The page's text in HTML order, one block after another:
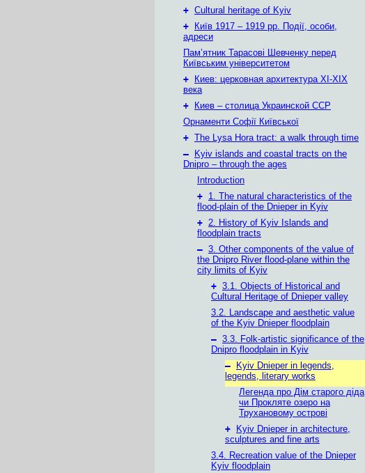
+ Cultural heritage of Kyiv
+
Київ 1917 – 1919 рр. Події, особи,
адреси
Пам’ятник Тарасові Шевченку перед
Київським університетом
+
Киев: церковная архитектура XI-XIX
века
+
Киев – столица Украинской ССР
Орнаменти Софії Київської
+ The Lysa Hora tract: a walk through time
–
Kyiv islands and coastal tracts on the
Dnipro – through the ages
Introduction
+ 1. The natural characteristics of the
flood-plain of the Dnieper in Kyiv
+ 2. History of Kyiv Islands and
floodplain tracts
– 3. Other components of the value of
the Dnipro River flood-plane within the
city limits of Kyiv
+ 3.1. Objects of Historical and
Cultural Heritage of Dnieper valley
3.2. Landscape and aesthetic value
of the Kyiv Dnieper floodplain
– 3.3. Folk-artistic significance of the
Dnipro floodplain in Kyiv
–
Kyiv Dnieper in legends,
legends, literary works
Легенда про Дім старого діда
чи Прокляте озеро на
Трухановому острові
+
Kyiv Dnieper in architecture,
sculptures and fine arts
3.4. Recreation value of the Dnieper
Kyiv floodplain